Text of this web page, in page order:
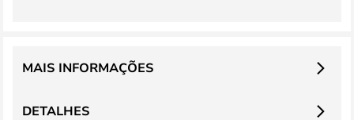
DETALHES
MAIS INFORMAÇÕES